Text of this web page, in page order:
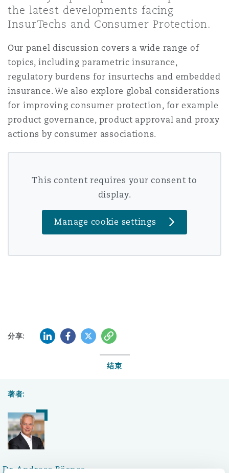
Regulatory
Satellite & Space
Insurance Coverage
Marine
Political Risk & Trade Credit
Property
Reinsurance
海
加坡
尼
阿密
特利尔
泽西
盛顿
尔福德
堡
兹
卡斯尔
黎
the latest developments facing
InsurTechs and Consumer Protection.
Our panel discussion covers a wide range of
topics, including parametric insurance,
regulatory burdens for insurtechs and embedded
insurance. We also explore global considerations
for improving consumer protection, for example
product governance, product approval and proxy
actions by consumer associations.
This content requires your consent to
display.
Manage cookie settings
分享: LinkedInFacebook
Twitter复制
结束
著者:
Dr. Andreas Börner